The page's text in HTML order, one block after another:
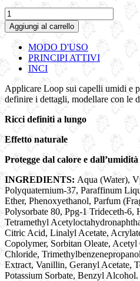
LOOP
|
Fluido
definizione
ricci
quantità
Aggiungi al carrello
MODO D'USO
PRINCIPI ATTIVI
INCI
Applicare Loop sui capelli umidi e
definire i dettagli, modellare con le
Ricci definiti a lungo
Effetto naturale
Protegge dal calore e dall’umidità
INGREDIENTS: Aqua (Water),
Polyquaternium-37, Paraffinum
Ether, Phenoxyethanol, Parfum
Polysorbate 80, Ppg-1 Trideceth-6,
Tetramethyl
Citric Acid, Linalyl Acetate,
Copolymer, Sorbitan Oleate,
Chloride,
Extract, Vanillin, Geranyl Acetate,
Potassium Sorbate, Benzyl Alcohol.